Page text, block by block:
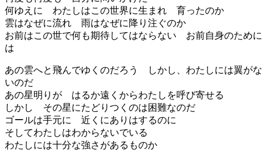
何ゆえに わたしはこの世界に生まれ 育ったのか
雲はなぜに流れ 雨はなぜに降り注ぐのか
お前はこの世で何も期待してはならない お前自身のために
は
あの雲へと飛んでゆくのだろう しかし、わたしには翼がな
いのだ
あの星明りが はるか遠くからわたしを呼び寄せる
しかし その星にたどりつくのは困難なのだ
ゴールは手元に 近くにありはするのに
そしてわたしはわからないでいる
わたしには十分な強さがあるものか